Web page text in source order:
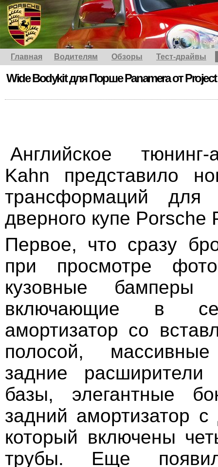
Главная Водителям Обзоры Тест-драйвы
Wide Bodykit для Порше Panamera от
Английское
Kаhn представило
трансформаций для
дверного купе Porsche
Первое, что сразу
при просмотре
кузовные бамперы
включающие в
амортизатор со
полосой,
задние расширители
базы, элегантные
задний амортизатор
который включены
трубы. Еще